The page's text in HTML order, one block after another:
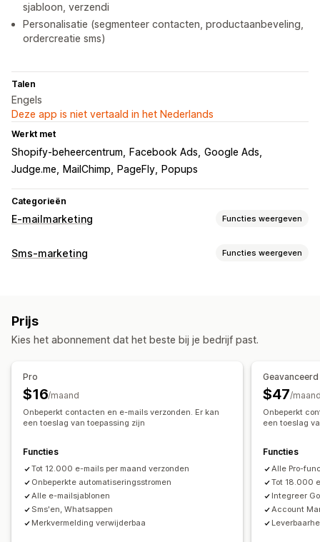
sjabloon, verzendi
Personalisatie (segmenteer contacten, productaanbeveling,
ordercreatie sms)
Talen
Engels
Deze app is niet vertaald in het Nederlands
Werkt met
Shopify-beheercentrum Facebook Ads Google Ads
Judge.me
MailChimp PageFly Popups
Categorieën
E-mailmarketing Functies weergeven
Soorten campagnes
Checkoutmails
Terugwinmails Productaanbevelingen
Abonnementen
Campagnes beheren
Bewerkingstool Templates
Aangepaste code
Aangepaste lettertypen
Importeren en exporteren
E-maildomeinen
Sms-opnamelijst Triggers en regels
Automatiseringen
Targeting Geolocatie Segmentering
Tracking
Analytics
A/B-testen
Sms-marketing Functies weergeven
Segmentering
Feedbackverzoeken
Prijs
Kies het abonnement dat het beste bij je bedrijf past.
Pro
$16/maand
Onbeperkt contacten en e-mails verzonden. Er kan
een toeslag van toepassing zijn
Functies
Tot 12.000 e-mails per maand verzonden
Onbeperkte automatiseringsstromen
Alle e-mailsjablonen
Sms'en, Whatsappen
Merkvermelding verwijderbaa
Geavanceerd
$47/
Onbeperkt
een toeslag
Functies
Alle Pro-
Tot 18.000
Integreer
Account